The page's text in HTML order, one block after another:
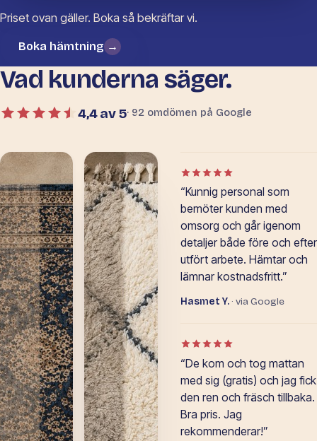
Priset ovan gäller. Boka så bekräftar vi.
Boka hämtning →
Vad kunderna säger.
4,4 av 5· 92 omdömen på Google
Betyg: 5 av 5 i Google-
“Kunnig personal som
bemöter kunden med
omsorg och går igenom
detaljer både före och efter
utfört arbete. Hämtar och
lämnar kostnadsfritt.”
Hasmet Y. · via Google
Betyg: 5 av 5 i Google-
“De kom och tog mattan
med sig (gratis) och jag fick
den ren och fräsch tillbaka.
Bra pris. Jag
rekommenderar!”